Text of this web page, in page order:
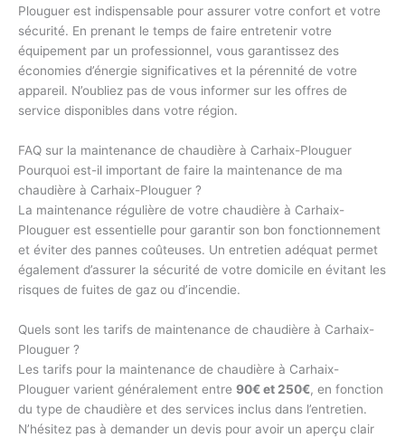
Plouguer est indispensable pour assurer votre confort et votre
sécurité. En prenant le temps de faire entretenir votre
équipement par un professionnel, vous garantissez des
économies d’énergie significatives et la pérennité de votre
appareil. N’oubliez pas de vous informer sur les offres de
service disponibles dans votre région.
FAQ sur la maintenance de chaudière à Carhaix-Plouguer
Pourquoi est-il important de faire la maintenance de ma
chaudière à Carhaix-Plouguer ?
La maintenance régulière de votre chaudière à Carhaix-
Plouguer est essentielle pour garantir son bon fonctionnement
et éviter des pannes coûteuses. Un entretien adéquat permet
également d’assurer la sécurité de votre domicile en évitant les
risques de fuites de gaz ou d’incendie.
Quels sont les tarifs de maintenance de chaudière à Carhaix-
Plouguer ?
Les tarifs pour la maintenance de chaudière à Carhaix-
Plouguer varient généralement entre 90€ et 250€, en fonction
du type de chaudière et des services inclus dans l’entretien.
N’hésitez pas à demander un devis pour avoir un aperçu clair